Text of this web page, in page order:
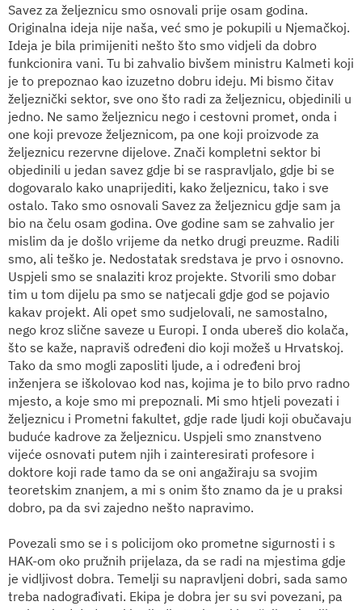
Savez za željeznicu smo osnovali prije osam godina.
Originalna ideja nije naša, već smo je pokupili u Njemačkoj.
Ideja je bila primijeniti nešto što smo vidjeli da dobro
funkcionira vani. Tu bi zahvalio bivšem ministru Kalmeti koji
je to prepoznao kao izuzetno dobru ideju. Mi bismo čitav
željeznički sektor, sve ono što radi za željeznicu, objedinili u
jedno. Ne samo željeznicu nego i cestovni promet, onda i
one koji prevoze željeznicom, pa one koji proizvode za
željeznicu rezervne dijelove. Znači kompletni sektor bi
objedinili u jedan savez gdje bi se raspravljalo, gdje bi se
dogovaralo kako unaprijediti, kako željeznicu, tako i sve
ostalo. Tako smo osnovali Savez za željeznicu gdje sam ja
bio na čelu osam godina. Ove godine sam se zahvalio jer
mislim da je došlo vrijeme da netko drugi preuzme. Radili
smo, ali teško je. Nedostatak sredstava je prvo i osnovno.
Uspjeli smo se snalaziti kroz projekte. Stvorili smo dobar
tim u tom dijelu pa smo se natjecali gdje god se pojavio
kakav projekt. Ali opet smo sudjelovali, ne samostalno,
nego kroz slične saveze u Europi. I onda ubereš dio kolača,
što se kaže, napraviš određeni dio koji možeš u Hrvatskoj.
Tako da smo mogli zaposliti ljude, a i određeni broj
inženjera se iškolovao kod nas, kojima je to bilo prvo radno
mjesto, a koje smo mi prepoznali. Mi smo htjeli povezati i
željeznicu i Prometni fakultet, gdje rade ljudi koji obučavaju
buduće kadrove za željeznicu. Uspjeli smo znanstveno
vijeće osnovati putem njih i zainteresirati profesore i
doktore koji rade tamo da se oni angažiraju sa svojim
teoretskim znanjem, a mi s onim što znamo da je u praksi
dobro, pa da svi zajedno nešto napravimo.
Povezali smo se i s policijom oko prometne sigurnosti i s
HAK-om oko pružnih prijelaza, da se radi na mjestima gdje
je vidljivost dobra. Temelji su napravljeni dobri, sada samo
treba nadograđivati. Ekipa je dobra jer su svi povezani, pa